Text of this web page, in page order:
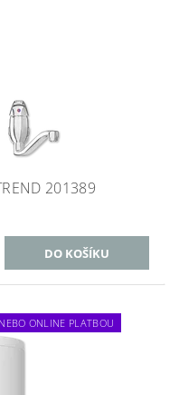
201389
ONLINE PLATBOU